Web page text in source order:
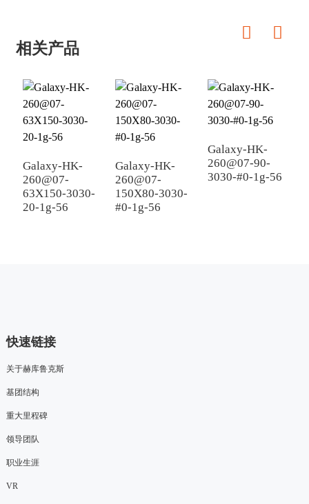
相关产品
Galaxy-HK-
260@07-
63X150-3030-
20-1g-56
Galaxy-HK-
260@07-
150X80-3030-
#0-1g-56
Galaxy-HK-
260@07-90-
3030-#0-1g-56
快速链接
关于赫库鲁克斯
基团结构
重大里程碑
领导团队
职业生涯
VR